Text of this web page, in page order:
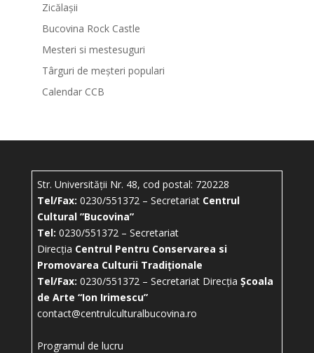
Zicălașii
Bucovina Rock Castle
Mesteri si mestesuguri
Târguri de meșteri populari
Calendar CCB
Str. Universității Nr. 48, cod postal: 720228
Tel/Fax: 0230/551372 – Secretariat Centrul
Cultural ”Bucovina”
Tel: 0230/551372 – Secretariat
Direcția Centrul Pentru Conservarea si
Promovarea Culturii Tradiționale
Tel/Fax: 0230/551372 – Secretariat Direcția Școala
de Arte “Ion Irimescu”
contact@centrulculturalbucovina.ro
Programul de lucru